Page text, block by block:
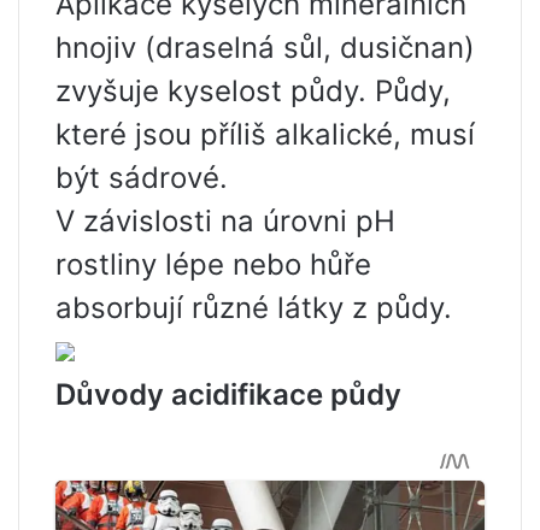
hnojiv (draselná sůl, dusičnan)
zvyšuje kyselost půdy. Půdy,
které jsou příliš alkalické, musí
být sádrové.
V závislosti na úrovni pH
rostliny lépe nebo hůře
absorbují různé látky z půdy.
Důvody acidifikace půdy